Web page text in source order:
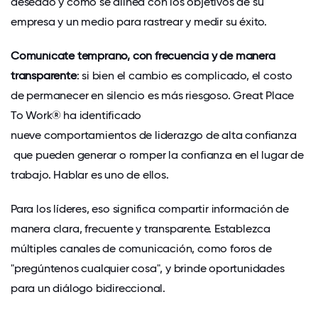
empresa y un medio para rastrear y medir su éxito.
Comunícate temprano, con frecuencia y de manera
transparente: si bien el cambio es complicado, el costo
de permanecer en silencio es más riesgoso. Great Place
To Work® ha identificado
nueve comportamientos de liderazgo de alta confianza
que pueden generar o romper la confianza en el lugar de
trabajo. Hablar es uno de ellos.
Para los líderes, eso significa compartir información de
manera clara, frecuente y transparente. Establezca
múltiples canales de comunicación, como foros de
"pregúntenos cualquier cosa", y brinde oportunidades
para un diálogo bidireccional.